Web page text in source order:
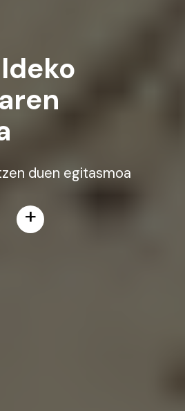
duen egitasmoa
+